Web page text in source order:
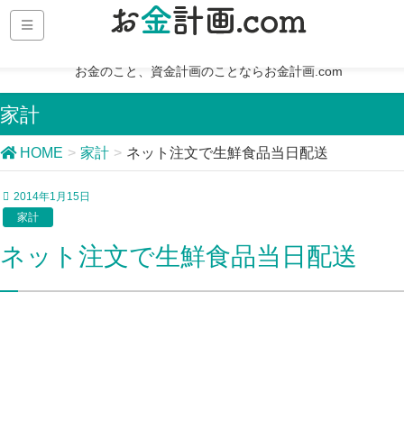
お金のこと、資金計画のことならお金計画.com
家計
HOME 家計 ネット注文で生鮮食品当日配送
2014年1月15日
家計
ネット注文で生鮮食品当日配送